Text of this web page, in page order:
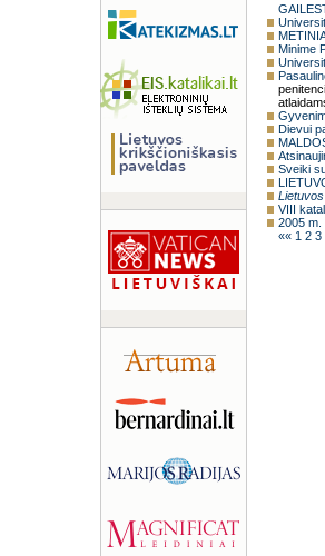
Minime
Dievui
Sveiki
VIII
2005
«« 1 2 3